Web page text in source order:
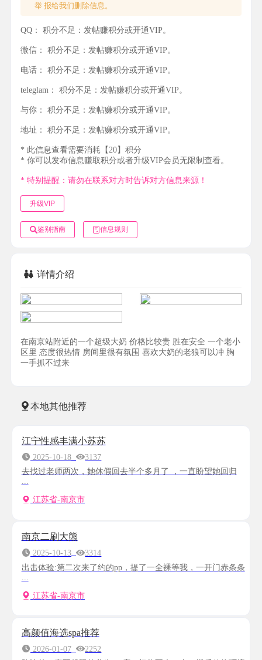
举 报给我们删除信息。
QQ： 积分不足：发帖赚积分或开通VIP。
微信： 积分不足：发帖赚积分或开通VIP。
电话： 积分不足：发帖赚积分或开通VIP。
teleglam： 积分不足：发帖赚积分或开通VIP。
与你： 积分不足：发帖赚积分或开通VIP。
地址： 积分不足：发帖赚积分或开通VIP。
* 此信息查看需要消耗【20】积分
* 你可以发布信息赚取积分或者升级VIP会员无限制查看。
* 特别提醒：请勿在联系对方时告诉对方信息来源！
升级VIP
鉴别指南 信息规则
详情介绍
在南京站附近的一个超级大奶 价格比较贵 胜在安全 一个老小
区里 态度很热情 房间里很有氛围 喜欢大奶的老狼可以冲 胸
一手抓不过来
本地其他推荐
江宁性感丰满小苏苏
2025-10-18
3137
去找过老师两次，她休假回去半个多月了 ，一直盼望她回归
...
江苏省-南京市
南京二刷大熊
2025-10-13
3314
出击体验:第二次来了约的pp，提了一全裸等我，一开门赤条条
江苏省-南京市
高颜值海选spa推荐
2026-01-07
2252